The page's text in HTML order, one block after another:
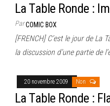
La Table Ronde :
ParCOMIC BOX
[FRENCH] C’est le jour de La
la discussion d’une partie de
20 novembre 2009 Non
La Table Ronde :